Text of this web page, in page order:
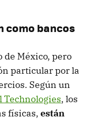
como bancos
de México, pero
particular por la
Según un
Technologies, los
físicas, están